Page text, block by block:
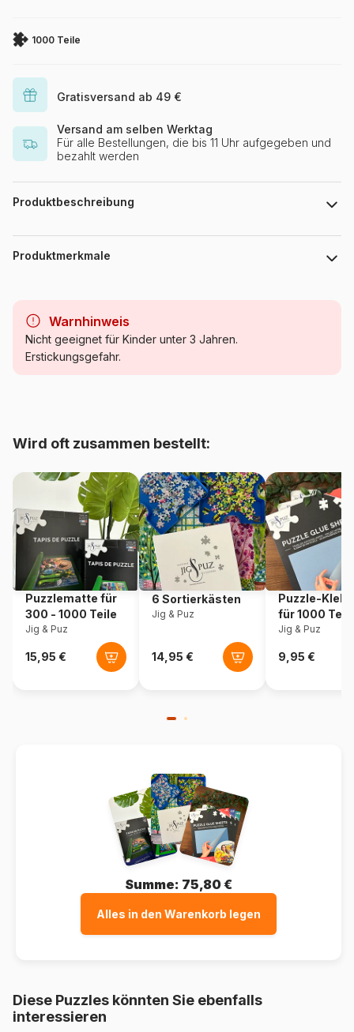
1000 Teile
Gratisversand ab 49 €
Versand am selben Werktag
Für alle Bestellungen, die bis 11 Uhr aufgegeben und
bezahlt werden
Produktbeschreibung
Cris Ortega. www.crisortega.com
Produktmerkmale
Kategorie Puzzle - Kunst
Artikelnummer Grafika-F-30007
EAN 3663384300073
Teileanzahl 1000 Teile
Maße 69 x 48 cm
Material
Verpackung Puzzlekarton
Warnhinweis
Nicht geeignet für Kinder unter 3 Jahren.
Erstickungsgefahr.
Wird oft zusammen bestellt:
Puzzlematte für
300 - 1000 Teile
Jig & Puz
6 Sortierkästen
Jig & Puz
Puzzle-
für 1000
Jig & Puz
Summe: 75,80 €
Alles in den Warenkorb legen
Diese Puzzles könnten Sie ebenfalls
interessieren